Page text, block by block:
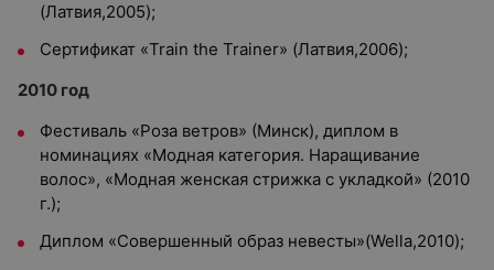
(Латвия,2005);
Сертификат «Train the Trainer» (Латвия,2006);
2010 год
Фестиваль «Роза ветров» (Минск), диплом в
номинациях «Модная категория. Наращивание
волос», «Модная женская стрижка с укладкой» (2010
г.);
Диплом «Совершенный образ невесты»(Wella,2010);